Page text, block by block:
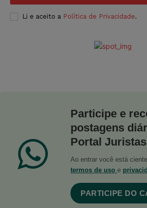
Li e aceito a Política de Privacidade.
Participe e
postagens
Portal
Ao entrar você está
termos de uso e
PARTICIPE DO